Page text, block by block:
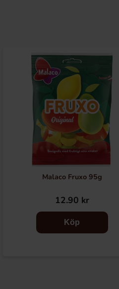
Malaco Fruxo 95g
12.90 kr
Köp